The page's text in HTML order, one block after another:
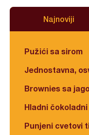
Najnoviji
Pužići sa sirom
Jednostavna,
Brownies sa
Hladni
Punjeni cvetovi